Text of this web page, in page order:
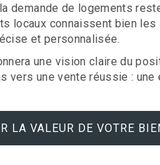
demande de logements
locaux connaissent bien
et personnalisée.
une vision claire du
vers une vente réussie :
LA VALEUR DE VOTRE